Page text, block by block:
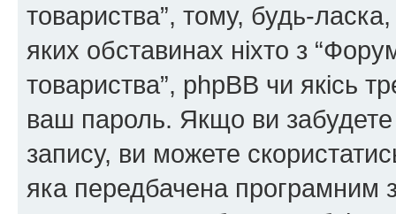
товариства”, тому, будь-
яких обставинах ніхто з
товариства”, phpBB чи якісь
ваш пароль. Якщо ви
запису, ви можете
яка передбачена програмним